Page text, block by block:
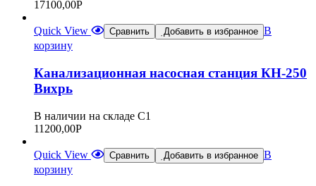
17100,00Р
Quick View Сравнить Добавить в избранное В
корзину
Канализационная насосная станция КН-250
Вихрь
В наличии на складе С1
11200,00Р
Quick View Сравнить Добавить в избранное В
корзину